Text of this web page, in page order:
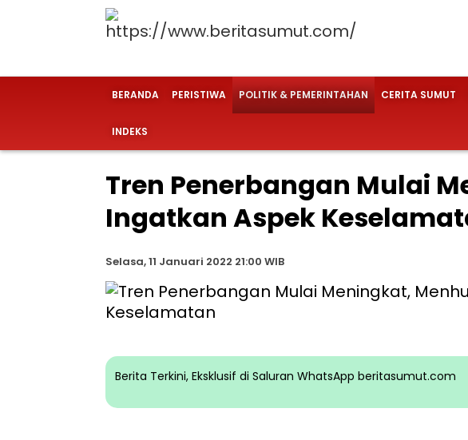
BERANDA PERISTIWA POLITIK & PEMERINTAHAN CERITA SUMUT
INDEKS
Tren Penerbangan Mulai
Ingatkan Aspek
Selasa, 11 Januari 2022 21:00 WIB
Berita Terkini, Eksklusif di Saluran WhatsApp beritasumut.com